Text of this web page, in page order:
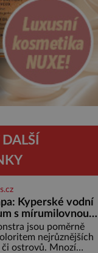
Kyperské vodní
s mírumilovnou
jsou poměrně
nejrůznějších
či ostrovů. Mnozí